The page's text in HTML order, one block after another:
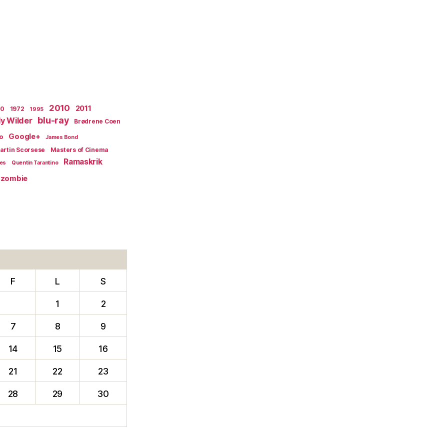
1972 1995 2010 2011
Wilder blu-ray Brødrene Coen
Google+ James Bond
Scorsese Masters of Cinema
Quentin Tarantino Ramaskrik
zombie
F L S
1 2
7 8 9
14 15 16
21 22 23
28 29 30